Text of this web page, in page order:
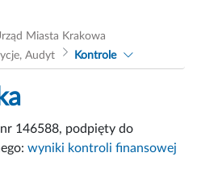
Miasta Krakowa
Audyt
Kontrole
146588, podpięty do
wyniki kontroli finansowej